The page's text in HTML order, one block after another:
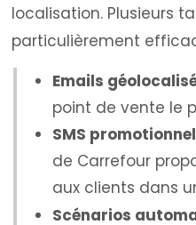
localisation. Plusieurs
particulièrement
Emails
point de vente le
SMS
de Carrefour
aux clients dans
Scénarios